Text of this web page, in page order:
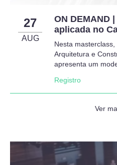
27
AUG
ON DEMAND
aplicada no
Nesta
Arquitetura e
apresenta um
Registro
Ver